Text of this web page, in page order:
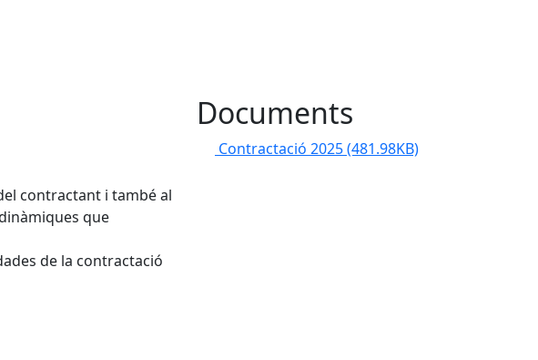
contractant i també al
que
de la contractació
Documents
Contractació 2025(481.98KB)